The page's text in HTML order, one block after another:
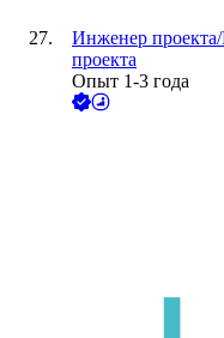
Инженер
проекта
Опыт 1-3 года